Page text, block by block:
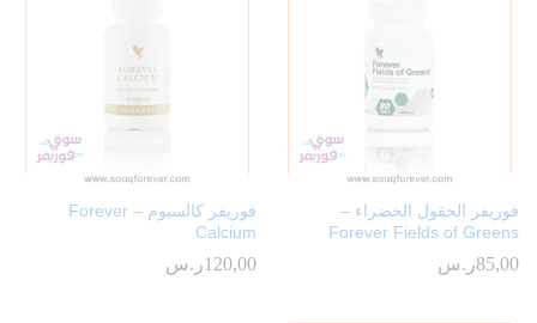
فوريفر الحقول الخضراء –
Forever Fields of Greens
85,00ر.س
فوريفر كالسيوم – Forever
Calcium
120,00ر.س